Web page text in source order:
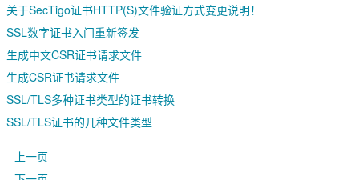
关于SecTigo证书HTTP(S)文件验证方式变更说明！
SSL数字证书入门重新签发
生成中文CSR证书请求文件
生成CSR证书请求文件
SSL/TLS多种证书类型的证书转换
SSL/TLS证书的几种文件类型
上一页